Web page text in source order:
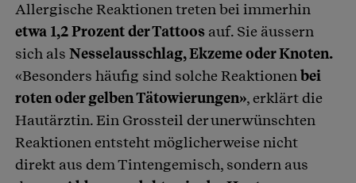
Allergische Reaktionen treten bei immerhin
etwa 1,2 Prozent der Tattoos auf. Sie äussern
sich als Nesselausschlag, Ekzeme oder Knoten.
«Besonders häufig sind solche Reaktionenbei
roten oder gelben Tätowierungen», erklärt die
Hautärztin. Ein Grossteil der unerwünschten
Reaktionen entsteht möglicherweise nicht
direkt aus dem Tintengemisch, sondern aus